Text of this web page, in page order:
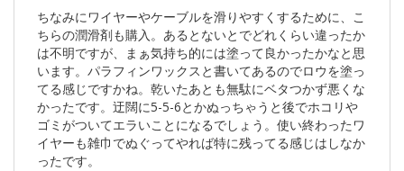
ちなみにワイヤーやケーブルを滑りやすくするために、こ
ちらの潤滑剤も購入。あるとないとでどれくらい違ったか
は不明ですが、まぁ気持ち的には塗って良かったかなと思
います。パラフィンワックスと書いてあるのでロウを塗っ
てる感じですかね。乾いたあとも無駄にベタつかず悪くな
かったです。迂闊に5-5-6とかぬっちゃうと後でホコリや
ゴミがついてエラいことになるでしょう。使い終わったワ
イヤーも雑巾でぬぐってやれば特に残ってる感じはしなか
ったです。